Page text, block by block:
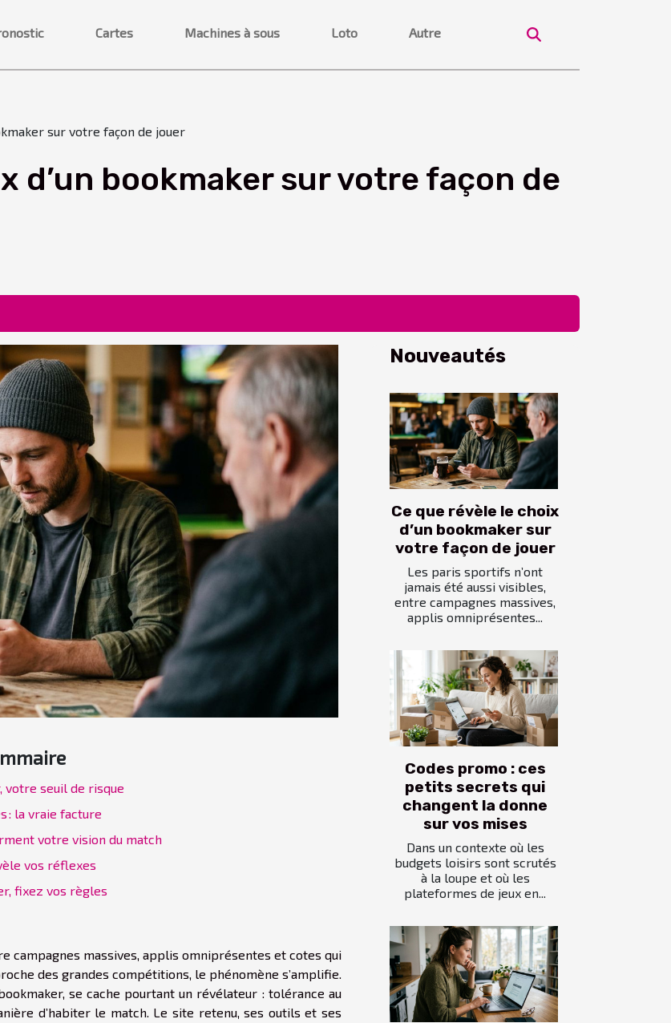
Cartes Machines à sous Loto Autre
sur votre façon de jouer
d’un bookmaker sur votre façon de
votre seuil de risque
: la vraie facture
votre vision du match
vos réflexes
fixez vos règles
campagnes massives, applis omniprésentes et cotes qui
des grandes compétitions, le phénomène s’amplifie.
se cache pourtant un révélateur : tolérance au
d’habiter le match. Le site retenu, ses outils et ses
Nouveautés
Ce que révèle le choix
d’un bookmaker sur
votre façon de jouer
Les paris sportifs n’ont
jamais été aussi visibles,
entre campagnes massives,
applis omniprésentes...
Codes promo : ces
petits secrets qui
changent la donne
sur vos mises
Dans un contexte où les
budgets loisirs sont scrutés
à la loupe et où les
plateformes de jeux en...